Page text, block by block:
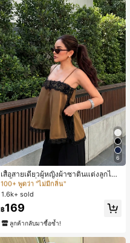
6
เสื้อสายเดี่ยวผู้หญิงผ้าซาตินแต่งลูกไม้
- เสื้อสายเดี่ยวฤดูร้อนสีคากีมีรอยผ่าด้า
นข้างที่น่าดึงดูดแบบสบายๆ
#1 ขายดี
ใน สีกากี เสื้อสตรี เสื้อเบลาส์ & Tee
100+ พูดว่า "ไม่มีกลิ่น"
#1 ขายดี
100+ พูดว่า "ไม่มีกลิ่น"
#1 ขายดี
100+ พูดว่า "ไม่มีกลิ่น"
#1 ขายดี
ใน สีกากี เสื้อสตรี เสื้อเบลาส์ & Tee
1.6k+ sold
฿169
ลูกค้ากลับมาซื้อซ้ำ!